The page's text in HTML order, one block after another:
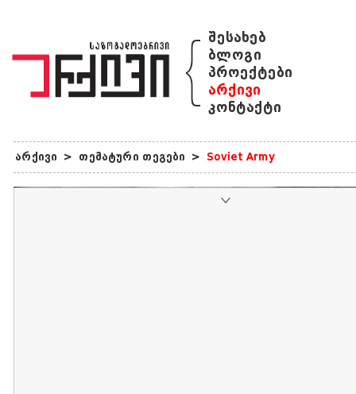
{ შესახებ
ბლოგი
პროექტები
არქივი
კონტაქტი
არქივი > თემატური თეგები > Soviet Army